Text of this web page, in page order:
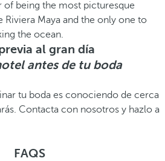
al gran día
antes de tu boda
tu boda es conociendo de cerca
Contacta con nosotros y hazlo a
FAQS